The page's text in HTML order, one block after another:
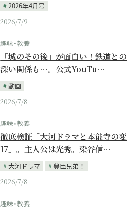
2026年4月号
2026/7/9
趣味･教養
「城のその後」が面白い！鉄道との
深い関係も…。公式YouTu…
動画
2026/7/8
趣味･教養
徹底検証「大河ドラマと本能寺の変
17」。主人公は光秀。染谷信…
大河ドラマ
豊臣兄弟！
2026/7/8
趣味･教養